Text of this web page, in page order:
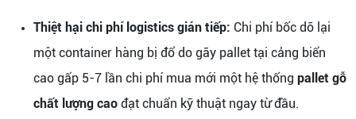
Thiệt hại chi phí logistics gián tiếp: Chi phí bốc dỡ lại
một container hàng bị đổ do gãy pallet tại cảng biển
cao gấp 5-7 lần chi phí mua mới một hệ thống pallet gỗ
chất lượng cao đạt chuẩn kỹ thuật ngay từ đầu.